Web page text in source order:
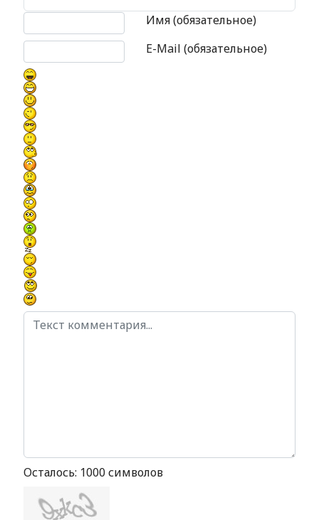
Имя (обязательное)
E-Mail (обязательное)
Текст комментария
Осталось: 1000 символов